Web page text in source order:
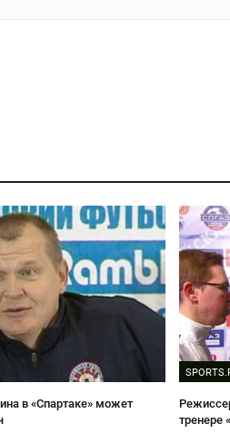
в «Спартаке» может
тренере